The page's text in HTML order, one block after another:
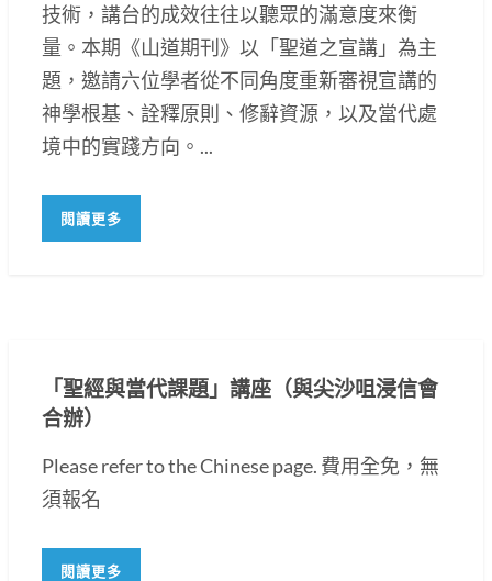
技術，講台的成效往往以聽眾的滿意度來衡
量。本期《山道期刊》以「聖道之宣講」為主
題，邀請六位學者從不同角度重新審視宣講的
神學根基、詮釋原則、修辭資源，以及當代處
境中的實踐方向。...
閱讀更多
「聖經與當代課題」講座（與尖沙咀浸信會
合辦）
Please refer to the Chinese page. 費用全免，無
須報名
閱讀更多